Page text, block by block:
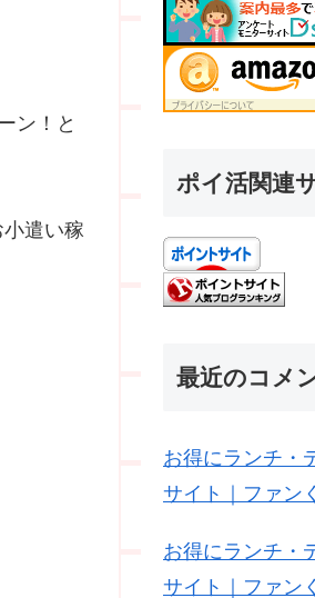
ン！と
遣い稼
ポイ活関連
最近のコメ
お得にランチ・
サイト｜ファン
お得にランチ・
サイト｜ファン